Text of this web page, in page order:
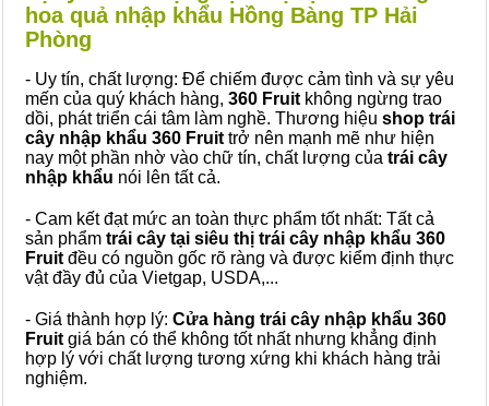
hoa quả nhập khẩu Hồng Bàng TP Hải
Phòng
- Uy tín, chất lượng: Để chiếm được cảm tình và sự yêu
mến của quý khách hàng, 360 Fruit không ngừng trao
dồi, phát triển cái tâm làm nghề. Thương hiệu shop trái
cây nhập khẩu 360 Fruit trở nên mạnh mẽ như hiện
nay một phần nhờ vào chữ tín, chất lượng của trái cây
nhập khẩu nói lên tất cả.
- Cam kết đạt mức an toàn thực phẩm tốt nhất: Tất cả
sản phẩm trái cây tại siêu thị trái cây nhập khẩu 360
Fruit đều có nguồn gốc rõ ràng và được kiểm định thực
vật đầy đủ của Vietgap, USDA,...
- Giá thành hợp lý: Cửa hàng trái cây nhập khẩu 360
Fruit giá bán có thể không tốt nhất nhưng khẳng định
hợp lý với chất lượng tương xứng khi khách hàng trải
nghiệm.